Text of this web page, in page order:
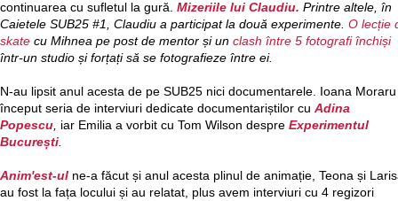
continuarea cu sufletul la gură. Mizeriile lui Claudiu. Printre altele, în
Caietele SUB25 #1, Claudiu a participat la două experimente. O lecție
skate cu Mihnea pe post de mentor și un clash între 5 fotografi închiși
într-un studio și forțați să se fotografieze între ei.
N-au lipsit anul acesta de pe SUB25 nici documentarele. Ioana
început seria de interviuri dedicate documentariștilor cu Adina
Popescu, iar Emilia a vorbit cu Tom Wilson despre Experimentul
București.
Anim'est-ul ne-a făcut și anul acesta plinul de animație, Teona și
au fost la fața locului și au relatat, plus avem interviuri cu 4 regizori